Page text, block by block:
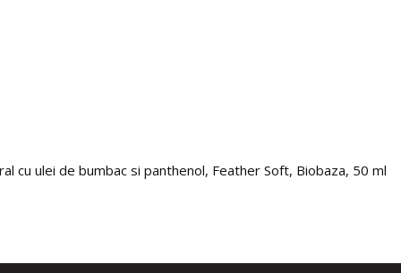
cu ulei de bumbac si panthenol, Feather Soft, Biobaza, 50 ml